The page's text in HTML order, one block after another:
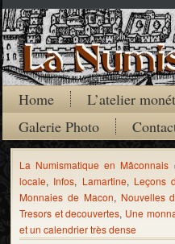
Home L’atelier
Galerie Photo
La Numismatique en Mâconnais
locale, Infos, Lamartine, Leçons
Monnaies de Macon, Nouvelles
Tresors et decouvertes, Une
et un calendrier très dense